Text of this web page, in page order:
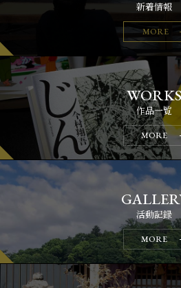
新着情報
MORE
作品一覧
MORE
活動記録
MORE